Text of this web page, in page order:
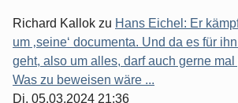
Richard Kallok zu Hans Eichel: Er
um ‚seine‘ documenta. Und da es für
geht, also um alles, darf auch gerne
Was zu beweisen wäre ...
Di, 05.03.2024 21:36